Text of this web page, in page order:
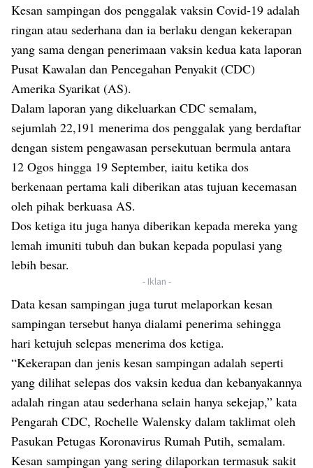
Kesan sampingan dos penggalak vaksin Covid-19 adalah
ringan atau sederhana dan ia berlaku dengan kekerapan
yang sama dengan penerimaan vaksin kedua kata laporan
Pusat Kawalan dan Pencegahan Penyakit (CDC)
Amerika Syarikat (AS).
Dalam laporan yang dikeluarkan CDC semalam,
sejumlah 22,191 menerima dos penggalak yang berdaftar
dengan sistem pengawasan persekutuan bermula antara
12 Ogos hingga 19 September, iaitu ketika dos
berkenaan pertama kali diberikan atas tujuan kecemasan
oleh pihak berkuasa AS.
Dos ketiga itu juga hanya diberikan kepada mereka yang
lemah imuniti tubuh dan bukan kepada populasi yang
lebih besar.
- Iklan -
Data kesan sampingan juga turut melaporkan kesan
sampingan tersebut hanya dialami penerima sehingga
hari ketujuh selepas menerima dos ketiga.
“Kekerapan dan jenis kesan sampingan adalah seperti
yang dilihat selepas dos vaksin kedua dan kebanyakannya
adalah ringan atau sederhana selain hanya sekejap,” kata
Pengarah CDC, Rochelle Walensky dalam taklimat oleh
Pasukan Petugas Koronavirus Rumah Putih, semalam.
Kesan sampingan yang sering dilaporkan termasuk sakit